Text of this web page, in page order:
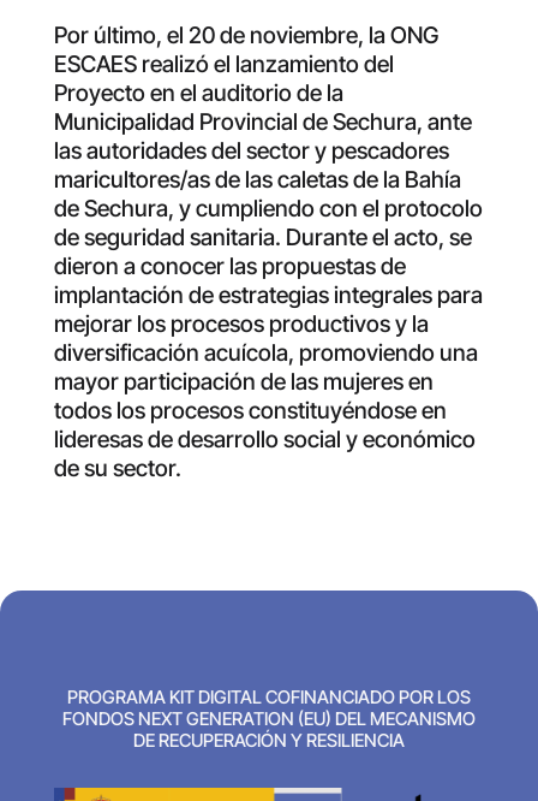
Por último, el 20 de noviembre, la ONG
ESCAES realizó el lanzamiento del
Proyecto en el auditorio de la
Municipalidad Provincial de Sechura, ante
las autoridades del sector y pescadores
maricultores/as de las caletas de la Bahía
de Sechura, y cumpliendo con el protocolo
de seguridad sanitaria. Durante el acto, se
dieron a conocer las propuestas de
implantación de estrategias integrales para
mejorar los procesos productivos y la
diversificación acuícola, promoviendo una
mayor participación de las mujeres en
todos los procesos constituyéndose en
lideresas de desarrollo social y económico
de su sector.
PROGRAMA KIT DIGITAL COFINANCIADO POR LOS
FONDOS NEXT GENERATION (EU) DEL MECANISMO
DE RECUPERACIÓN Y RESILIENCIA